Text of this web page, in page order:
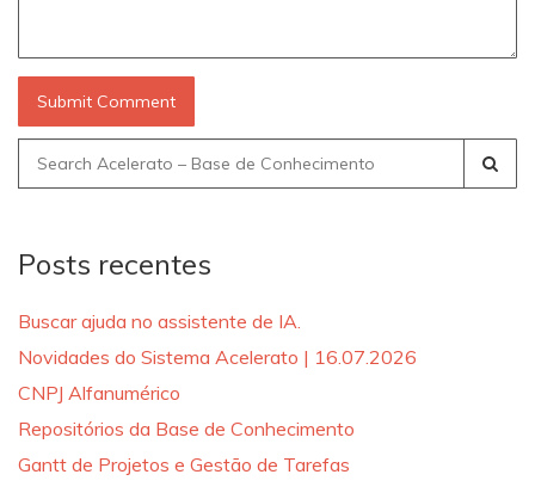
Search
for:
Posts recentes
Buscar ajuda no assistente de IA.
Novidades do Sistema Acelerato | 16.07.2026
CNPJ Alfanumérico
Repositórios da Base de Conhecimento
Gantt de Projetos e Gestão de Tarefas